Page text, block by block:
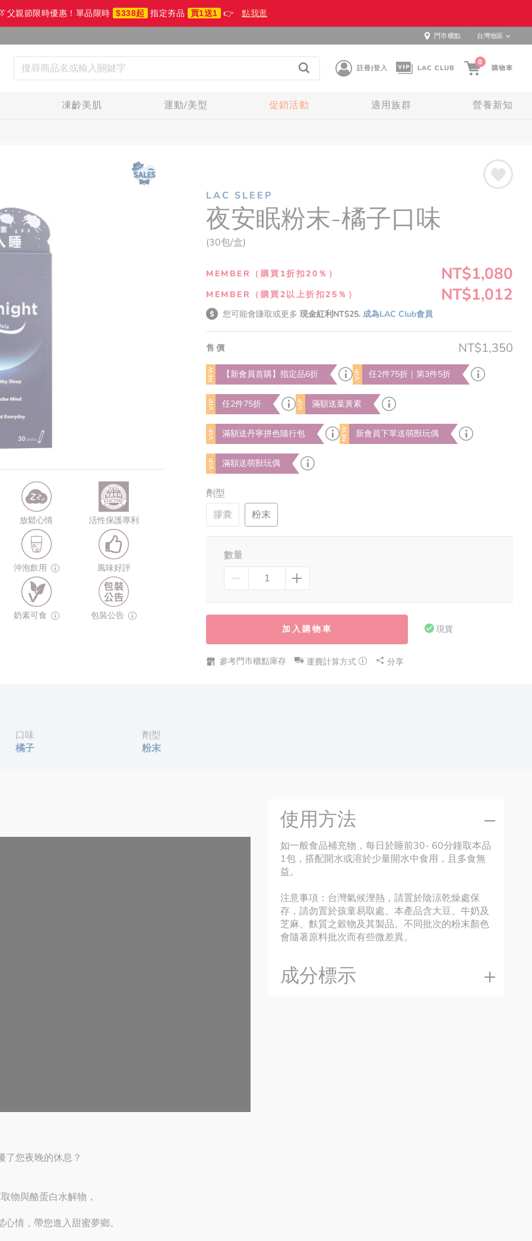
父親節限時優惠！單品限時 $338起 指定夯品 買1送1 👉 點我逛
門市櫃點 台灣地區
註冊|登入 LAC CLUB
0
購物車
凍齡美肌 運動/美型 促銷活動 適用族群 營養新知
放鬆心情 活性保護專利
沖泡飲用 風味好評
奶素可食 包裝公告
LAC SLEEP
夜安眠粉末-橘子口味
(30包/盒)
MEMBER（購買1折扣20％） NT$1,080
MEMBER（購買2以上折扣25％） NT$1,012
您可能會賺取或更多 現金紅利NT$25. 成為LAC Club會員
售價
NT$1,350
NEW
【新會員首購】指定品6折 VIP 任2件75折｜第3件5折
VIP 任2件75折 VIP 滿額送葉黃素
VIP 滿額送丹寧拼色隨行包 NEW 新會員下單送萌獸玩偶
VIP 滿額送萌獸玩偶
劑型
膠囊
粉末
數量
現貨
加入購物車
參考門市櫃點庫存 運費計算方式 分享
口味
橘子
劑型
粉末
了您夜晚的休息？
物與酪蛋白水解物，
情，帶您進入甜蜜夢鄉。
使用方法
如一般食品補充物，每日於睡前30- 60分鐘取本品
1包，搭配開水或溶於少量開水中食用，且多食無
益。
注意事項：台灣氣候溼熱，請置於陰涼乾燥處保
存，請勿置於孩童易取處。本產品含大豆、牛奶及
芝麻、麩質之穀物及其製品。不同批次的粉末顏色
會隨著原料批次而有些微差異。
成分標示